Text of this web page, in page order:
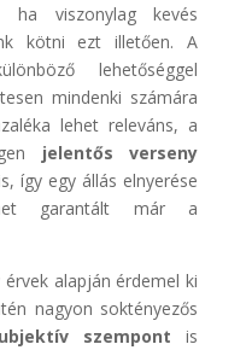
ha viszonylag kevés
kötni ezt illetően. A
lehetőséggel
mindenki számára
lehet releváns, a
jelentős verseny
így egy állás elnyerése
garantált már a
alapján érdemel ki
nagyon soktényezős
szempont
is